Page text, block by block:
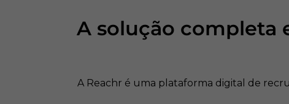
A solução completa
A Reachr é uma plataforma digital de